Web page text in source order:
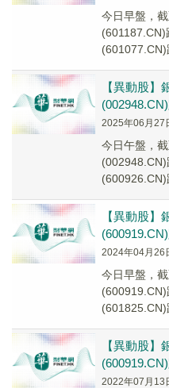
今日早盤，
【異動股】
2025年06月27
今日午盤，
【異動股】
2024年04月26
今日早盤，
【異動股】
2022年07月13